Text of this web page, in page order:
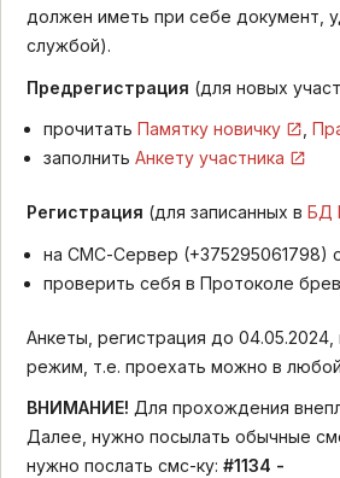
должен иметь при себе документ,
службой).
Предрегистрация (для новых
прочитатьПамятку новичку
заполнитьАнкету участника
Регистрация (для записанных вБД
на СМС-Сервер (+375295061798)
проверить себя в Протоколе
Анкеты, регистрация до
режим, т.е. проехать можно в
ВНИМАНИЕ! Для прохождения
Далее, нужно посылать обычные
нужно послать смс-ку:#1134 -